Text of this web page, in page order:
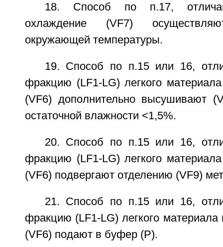
18. Способ по п.17,
охлаждение (VF7)
окружающей температуры.
19. Способ по п.15 или 16,
фракцию (LF1-LG) легкого
(VF6) дополнительно высушивают
остаточной влажности <1,5%.
20. Способ по п.15 или 16,
фракцию (LF1-LG) легкого
(VF6) подвергают отделению (VF9)
21. Способ по п.15 или 16,
фракцию (LF1-LG) легкого материала
(VF6) подают в буфер (Р).